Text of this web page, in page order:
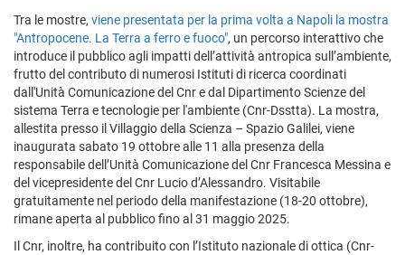
Tra le mostre, viene presentata per la prima volta a Napoli la mostra
"Antropocene. La Terra a ferro e fuoco", un percorso interattivo che
introduce il pubblico agli impatti dell’attività antropica sull’ambiente,
frutto del contributo di numerosi Istituti di ricerca coordinati
dall'Unità Comunicazione del Cnr e dal Dipartimento Scienze del
sistema Terra e tecnologie per l'ambiente (Cnr-Dsstta). La mostra,
allestita presso il Villaggio della Scienza – Spazio Galilei, viene
inaugurata sabato 19 ottobre alle 11 alla presenza della
responsabile dell’Unità Comunicazione del Cnr Francesca Messina e
del vicepresidente del Cnr Lucio d’Alessandro. Visitabile
gratuitamente nel periodo della manifestazione (18-20 ottobre),
rimane aperta al pubblico fino al 31 maggio 2025.
Il Cnr, inoltre, ha contribuito con l’Istituto nazionale di ottica (Cnr-